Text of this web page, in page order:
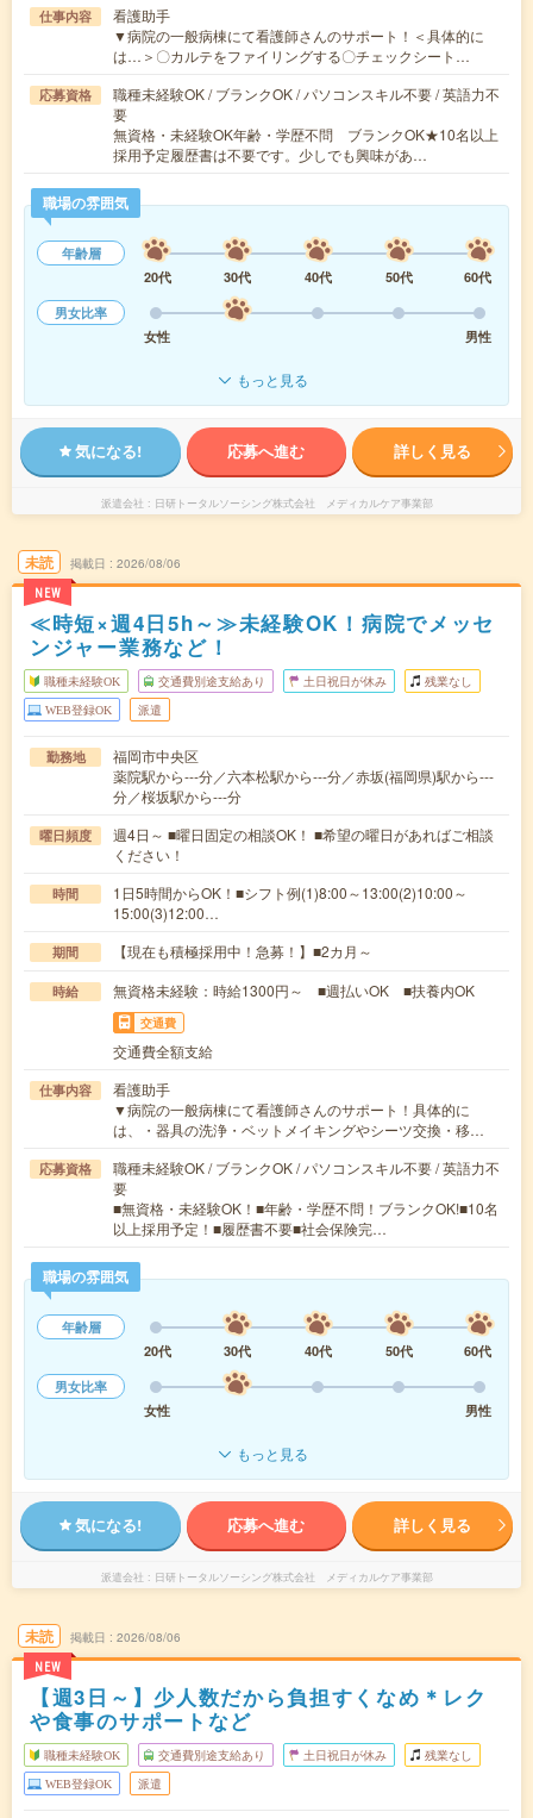
仕事内容
看護助手
▼病院の一般病棟にて看護師さんのサポート！＜具体的に
は…＞〇カルテをファイリングする〇チェックシート…
応募資格
職種未経験OK / ブランクOK / パソコンスキル不要 / 英語力不
要
無資格・未経験OK年齢・学歴不問 ブランクOK★10名以上
採用予定履歴書は不要です。少しでも興味があ…
職場の雰囲気
年齢層
20代
30代 40代 50代
60代
男女比率
女性
男性
もっと見る
気になる! 応募へ進む 詳しく見る
派遣会社 日研トータルソーシング株式会社 メディカルケア事業部
未読
NEW
掲載日 2026/08/06
≪時短×週4日5h～≫未経験OK！病院でメッセ
ンジャー業務など！
職種未経験OK 交通費別途支給あり 土日祝日が休み 残業なし
WEB登録OK 派遣
勤務地
福岡市中央区
薬院駅から---分／六本松駅から---分／赤坂(福岡県)駅から---
分／桜坂駅から---分
曜日頻度
週4日～ ■曜日固定の相談OK！ ■希望の曜日があればご相談
ください！
時間
1日5時間からOK！■シフト例(1)8:00～13:00(2)10:00～
15:00(3)12:00…
期間 【現在も積極採用中！急募！】■2カ月～
時給 無資格未経験：時給1300円～ ■週払いOK ■扶養内OK
交通費
交通費全額支給
仕事内容
看護助手
▼病院の一般病棟にて看護師さんのサポート！具体的に
は、・器具の洗浄・ベットメイキングやシーツ交換・移…
応募資格
職種未経験OK / ブランクOK / パソコンスキル不要 / 英語力不
要
■無資格・未経験OK！■年齢・学歴不問！ブランクOK!■10名
以上採用予定！■履歴書不要■社会保険完…
職場の雰囲気
年齢層
20代
30代 40代 50代
60代
男女比率
女性
男性
もっと見る
気になる! 応募へ進む 詳しく見る
派遣会社 日研トータルソーシング株式会社 メディカルケア事業部
未読
NEW
掲載日 2026/08/06
【週3日～】少人数だから負担すくなめ＊レク
や食事のサポートなど
職種未経験OK 交通費別途支給あり 土日祝日が休み 残業なし
WEB登録OK 派遣